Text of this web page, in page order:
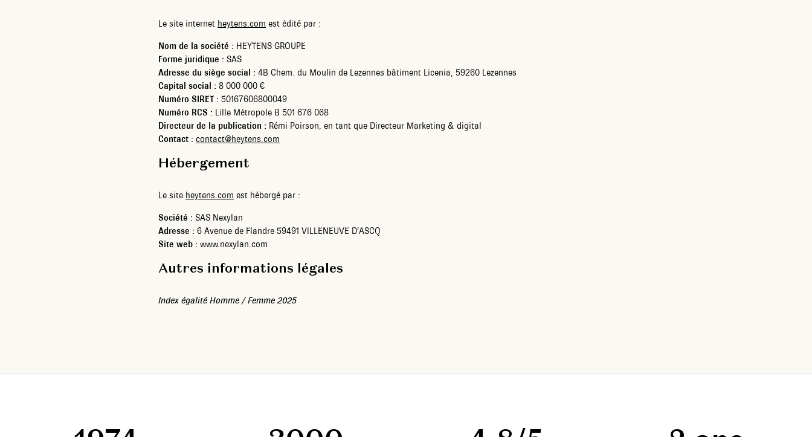
Le site internet heytens.com est édité par :
Nom de la société : HEYTENS GROUPE
Forme juridique : SAS
Adresse du siège social : 4B Chem. du Moulin de Lezennes bâtiment Licenia, 59260 Lezennes
Capital social : 8 000 000 €
Numéro SIRET : 50167606800049
Numéro RCS : Lille Métropole B 501 676 068
Directeur de la publication : Rémi Poirson, en tant que Directeur Marketing & digital
Contact : contact@heytens.com
Hébergement
Le site heytens.com est hébergé par :
Société : SAS Nexylan
Adresse : 6 Avenue de Flandre 59491 VILLENEUVE D’ASCQ
Site web : www.nexylan.com
Autres informations légales
Index égalité Homme / Femme 2025